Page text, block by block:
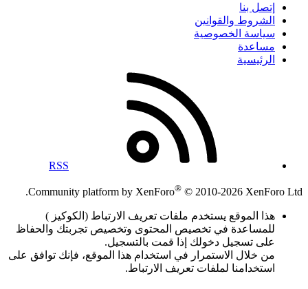
إتصل بنا
الشروط والقوانين
سياسة الخصوصية
مساعدة
الرئيسية
RSS
Community platform by XenForo® © 2010-2026 XenForo Ltd.
هذا الموقع يستخدم ملفات تعريف الارتباط (الكوكيز )
للمساعدة في تخصيص المحتوى وتخصيص تجربتك والحفاظ
على تسجيل دخولك إذا قمت بالتسجيل.
من خلال الاستمرار في استخدام هذا الموقع، فإنك توافق على
استخدامنا لملفات تعريف الارتباط.